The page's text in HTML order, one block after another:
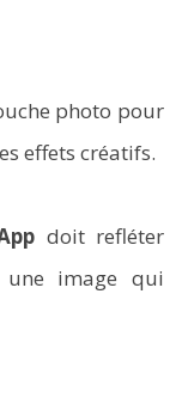
photo pour
effets créatifs.
doit refléter
une image qui